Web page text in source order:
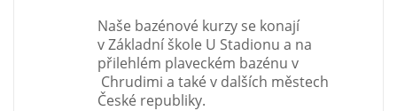
Naše bazénové kurzy se konají
v Základní škole U Stadionu a na
přilehlém plaveckém bazénu v
Chrudimi a také v dalších městech
České republiky.